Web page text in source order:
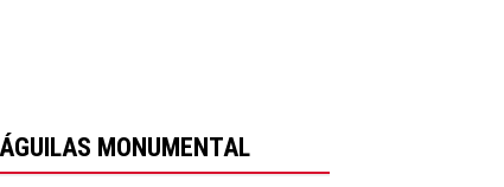
MONUMENTAL